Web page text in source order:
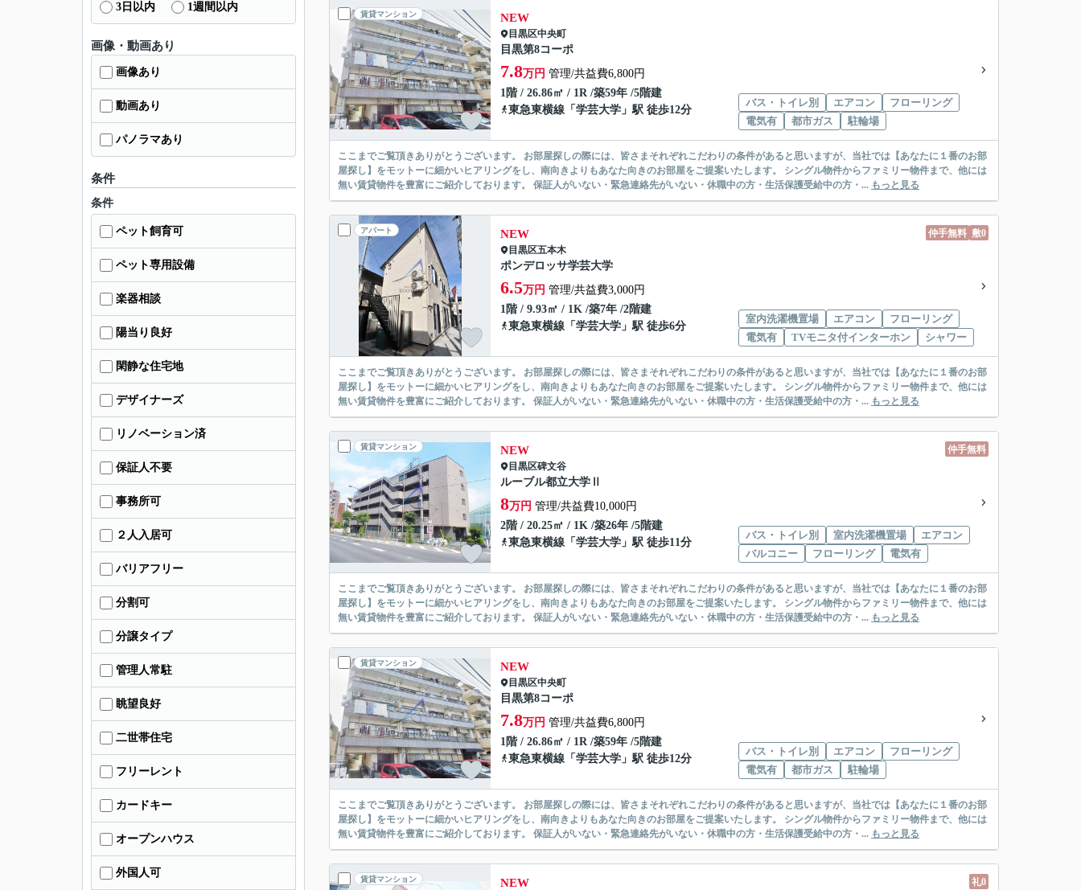
賃貸マンション NEW
目黒区中央町
目黒第8コーポ
7.8万円 管理/共益費6,800円
1階 / 26.86㎡ / 1R /築59年 /5階建
東急東横線 「 学芸大学 」駅 徒歩12分
バス・トイレ別 エアコン
フローリング
電気有
都市ガス 駐輪場
ここまでご覧頂きありがとうございます。 お部屋探しの際には、皆さまそれぞれこだわりの条件があると思いますが、当社では【あなたに１番のお部
屋探し】をモットーに細かいヒアリングをし、南向きよりもあなた向きのお部屋をご提案いたします。 シングル物件からファミリー物件まで、他には
無い賃貸物件を豊富にご紹介しております。 保証人がいない・緊急連絡先がいない・休職中の方・生活保護受給中の方・... もっと見る
アパート 仲手無料 敷0
NEW
目黒区五本木
ポンデロッサ学芸大学
6.5万円 管理/共益費3,000円
1階 / 9.93㎡ / 1K /築7年 /2階建
東急東横線 「 学芸大学 」駅 徒歩6分
室内洗濯機置場 エアコン
フローリング
電気有
TVモニタ付インターホン シャワー
ここまでご覧頂きありがとうございます。 お部屋探しの際には、皆さまそれぞれこだわりの条件があると思いますが、当社では【あなたに１番のお部
屋探し】をモットーに細かいヒアリングをし、南向きよりもあなた向きのお部屋をご提案いたします。 シングル物件からファミリー物件まで、他には
無い賃貸物件を豊富にご紹介しております。 保証人がいない・緊急連絡先がいない・休職中の方・生活保護受給中の方・... もっと見る
賃貸マンション 仲手無料
NEW
目黒区碑文谷
ルーブル都立大学Ⅱ
8万円 管理/共益費10,000円
2階 / 20.25㎡ / 1K /築26年 /5階建
東急東横線 「 学芸大学 」駅 徒歩11分
バス・トイレ別 室内洗濯機置場
エアコン
バルコニー
フローリング 電気有
ここまでご覧頂きありがとうございます。 お部屋探しの際には、皆さまそれぞれこだわりの条件があると思いますが、当社では【あなたに１番のお部
屋探し】をモットーに細かいヒアリングをし、南向きよりもあなた向きのお部屋をご提案いたします。 シングル物件からファミリー物件まで、他には
無い賃貸物件を豊富にご紹介しております。 保証人がいない・緊急連絡先がいない・休職中の方・生活保護受給中の方・... もっと見る
賃貸マンション NEW
目黒区中央町
目黒第8コーポ
7.8万円 管理/共益費6,800円
1階 / 26.86㎡ / 1R /築59年 /5階建
東急東横線 「 学芸大学 」駅 徒歩12分
バス・トイレ別 エアコン
フローリング
電気有
都市ガス 駐輪場
ここまでご覧頂きありがとうございます。 お部屋探しの際には、皆さまそれぞれこだわりの条件があると思いますが、当社では【あなたに１番のお部
屋探し】をモットーに細かいヒアリングをし、南向きよりもあなた向きのお部屋をご提案いたします。 シングル物件からファミリー物件まで、他には
無い賃貸物件を豊富にご紹介しております。 保証人がいない・緊急連絡先がいない・休職中の方・生活保護受給中の方・... もっと見る
賃貸マンション 礼0
NEW
3日以内 1週間以内
画像・動画あり
画像あり
動画あり
パノラマあり
条件
条件
ペット飼育可
ペット専用設備
楽器相談
陽当り良好
閑静な住宅地
デザイナーズ
リノベーション済
保証人不要
事務所可
２人入居可
バリアフリー
分割可
分譲タイプ
管理人常駐
眺望良好
二世帯住宅
フリーレント
カードキー
オープンハウス
外国人可